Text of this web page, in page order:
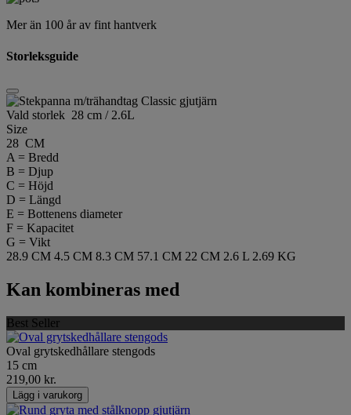
Mer än 100 år av fint hantverk
Storleksguide
Vald storlek 28 cm / 2.6L
Size
28 CM
A = Bredd
B = Djup
C = Höjd
D = Längd
E = Bottenens diameter
F = Kapacitet
G = Vikt
28.9 CM 4.5 CM 8.3 CM 57.1 CM 22 CM 2.6 L 2.69 KG
Kan kombineras med
Best Seller
Oval grytskedhållare stengods
15 cm
219,00 kr.
Lägg i varukorg